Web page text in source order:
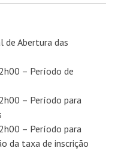
Abertura das
– Período de
– Período para
– Período para
da taxa de inscrição